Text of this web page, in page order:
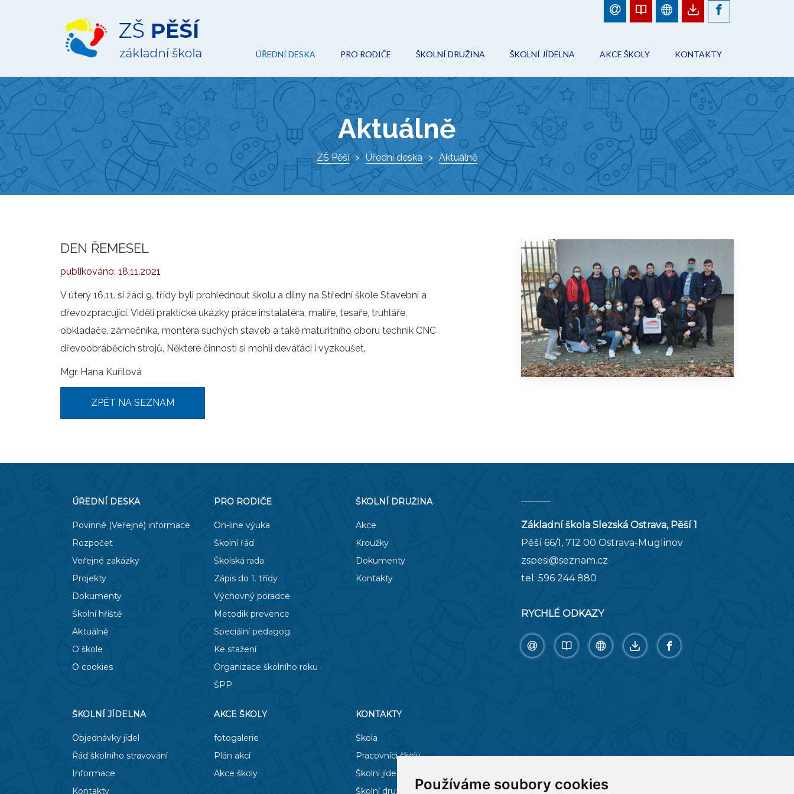
Používáme soubory cookies
ZŠ
Pěší
ÚŘEDNÍ DESKA
POVINNÉ (VEŘEJNÉ) INFORMACE
ROZPOČET
VEŘEJNÉ ZAKÁZKY
PROJEKTY
DOKUMENTY
PRO RODIČE
ON-LINE VÝUKA
ŠKOLNÍ ŘÁD
ŠKOLSKÁ RADA
ZÁPIS DO 1. TŘÍDY
VÝCHOVNÝ PORADCE
ŠPP
ŠKOLNÍ DRUŽINA
AKCE
KROUŽKY
DOKUMENTY
KONTAKTY
ŠKOLNÍ JÍDELNA
OBJEDNÁVKY JÍDEL
ŘÁD ŠKOLNÍHO STRAVOVÁNÍ
INFORMACE
KONTAKTY
AKCE ŠKOLY
FOTOGALERIE
PLÁN AKCÍ
AKCE ŠKOLY
KONTAKTY
ŠKOLA
PRACOVNÍCI ŠKOLY
ŠKOLNÍ JÍDELNA
ŠKOLNÍ DRUŽINA
Aktuálně
ZŠ Pěší Úřední deska Aktuálně
DEN ŘEMESEL
publikováno: 18.11.2021
V úterý 16.11. si žáci 9. třídy byli prohlédnout školu a dílny na Střední škole Stavební a
dřevozpracující. Viděli praktické ukázky práce instalatéra, malíře, tesaře, truhláře,
obkladače, zámečníka, montéra suchých staveb a také maturitního oboru technik CNC
dřevoobráběcích strojů. Některé činnosti si mohli deváťáci i vyzkoušet.
Mgr. Hana Kuřilová
ZPĚT NA SEZNAM
ÚŘEDNÍ DESKA
Povinné (Veřejné) informace
Rozpočet
Veřejné zakázky
Projekty
Dokumenty
Školní hřiště
Aktuálně
O škole
O cookies
PRO RODIČE
On-line výuka
Školní řád
Školská rada
Zápis do 1. třídy
Výchovný poradce
Metodik prevence
Speciální pedagog
Ke stažení
Organizace školního roku
ŠPP
ŠKOLNÍ DRUŽINA
Akce
Kroužky
Dokumenty
Kontakty
ŠKOLNÍ JÍDELNA
Objednávky jídel
Řád školního stravování
Informace
Kontakty
AKCE ŠKOLY
fotogalerie
Plán akcí
Akce školy
KONTAKTY
Škola
Pracovníci školy
Školní jídelna
Školní družina
Základní škola Slezská Ostrava, Pěší 1
Pěší 66/1, 712 00 Ostrava-Muglinov
zspesi@seznam.cz
tel: 596 244 880
RYCHLÉ ODKAZY